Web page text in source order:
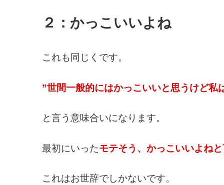
２：かっこいいよね
これも同じくです。
”世間一般的にはかっこいいと思うけど私
と言う意味合いになります。
最初にいったモテそう、かっこいいよね
これはお世辞でしかないです。